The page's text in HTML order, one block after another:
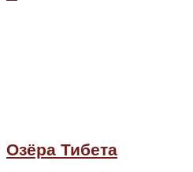
Озёра Тибета